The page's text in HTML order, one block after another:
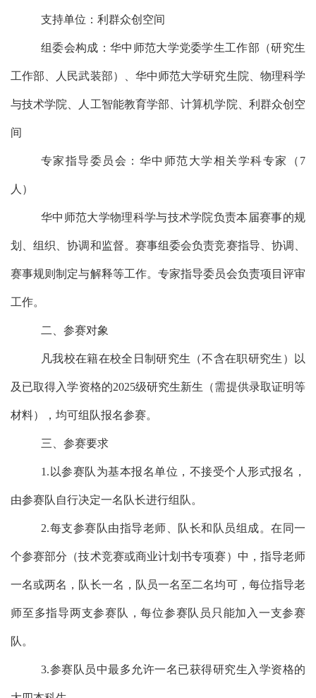
支持单位： 利群众创空间
组委会构成 ：华中师范大学党委学生工作部（研究生
工作部、人民武装部）、华中师范大学研究生院、物理科学
与技术学院、人工智能教育学部、计算机学院、利群众创空
间
专家指导委员会：华中师范大学相关学科专家（ 7
人）
华中师范大学物理科学与技术学院负责本届赛事的规
划、组织、协调和监督。赛事组委会负责竞赛指导、 协调、
赛事规则制定与解释等工作。专家指导委员会负责项目 评审
工作。
二、参赛对象
凡我校在籍在校全日制研究生（不含在职研究生） 以
及 已取得入学资格的2025级研究生新生（需提供录取证明等
材料） ， 均可组队报名参赛。
三 参赛要求
1 . 以参赛队为基本报名单位，不接受个人形式报名，
由参赛队自行决定一名队长进行组队。
2.每支参赛队由指导老师、队长和队员组成。在同一
个参赛部分（技术竞赛或商业计划书专项赛）中，指导老师
一名或两名，队长一名，队员一名至二名均可，每位指导老
师至多指导两支参赛队，每位参赛队员只能加入一支参赛
队。
3.参赛队员中最多允许一名已获得研究生入学资格的